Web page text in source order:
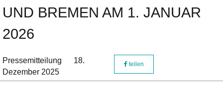
UND BREMEN AM 1. JANUAR
2026
Pressemitteilung
18.
Dezember 2025
teilen